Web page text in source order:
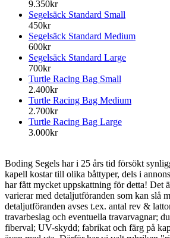
9.350kr
Segelsäck Standard Small
450kr
Segelsäck Standard Medium
600kr
Segelsäck Standard Large
700kr
Turtle Racing Bag Small
2.400kr
Turtle Racing Bag Medium
2.700kr
Turtle Racing Bag Large
3.000kr
Boding Segels har i 25 års tid försökt
kapell kostar till olika båttyper, dels i
har fått mycket uppskattning för detta! Det
varierar med detaljutföranden som kan slå
detaljutföranden avses t.ex. antal rev &
travarbeslag och eventuella travarvagnar;
fiberval; UV-skydd; fabrikat och färg på